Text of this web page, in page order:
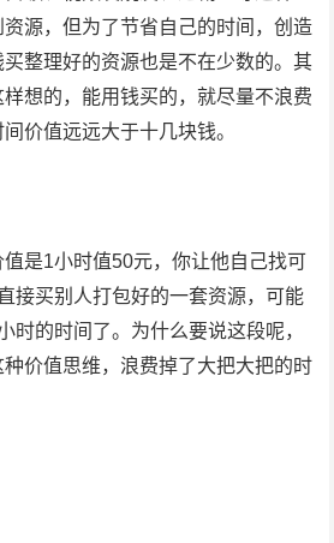
源，但为了节省自己的时间，创造
整理好的资源也是不在少数的。其
想的，能用钱买的，就尽量不浪费
价值远远大于十几块钱。
是1小时值50元，你让他自己找可
接买别人打包好的一套资源，可能
时的时间了。为什么要说这段呢，
价值思维，浪费掉了大把大把的时